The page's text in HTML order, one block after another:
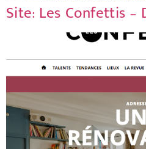
Site: Les Confettis –